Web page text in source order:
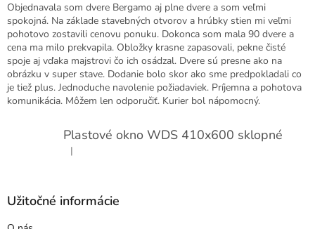
Objednavala som dvere Bergamo aj plne dvere a som veľmi
spokojná. Na základe stavebných otvorov a hrúbky stien mi veľmi
pohotovo zostavili cenovu ponuku. Dokonca som mala 90 dvere a
cena ma milo prekvapila. Obložky krasne zapasovali, pekne čisté
spoje aj vďaka majstrovi čo ich osádzal. Dvere sú presne ako na
obrázku v super stave. Dodanie bolo skor ako sme predpokladali co
je tiež plus. Jednoduche navolenie požiadaviek. Príjemna a pohotova
komunikácia. Môžem len odporučiť. Kurier bol nápomocný.
Plastové okno WDS 410x600 sklopné
Hodnotenie produktu je 5 z 5 hviezdičiek.
|
Užitočné informácie